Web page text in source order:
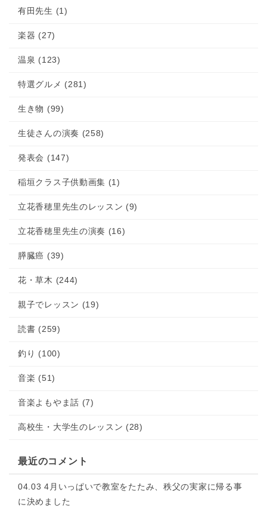
有田先生 (1)
楽器 (27)
温泉 (123)
特選グルメ (281)
生き物 (99)
生徒さんの演奏 (258)
発表会 (147)
稲垣クラス子供動画集 (1)
立花香穂里先生のレッスン (9)
立花香穂里先生の演奏 (16)
膵臓癌 (39)
花・草木 (244)
親子でレッスン (19)
読書 (259)
釣り (100)
音楽 (51)
音楽よもやま話 (7)
高校生・大学生のレッスン (28)
最近のコメント
04.03 4月いっぱいで教室をたたみ、秩父の実家に帰る事
に決めました